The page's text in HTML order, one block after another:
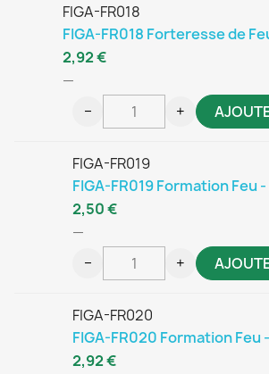
FIGA-FR018
FIGA-FR018 Forteresse de
—
2,92 €
− +
FIGA-FR019
FIGA-FR019 Formation Feu
—
2,50 €
− +
FIGA-FR020
FIGA-FR020 Formation Feu
2,92 €